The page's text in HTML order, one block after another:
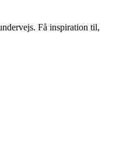
Få inspiration til,